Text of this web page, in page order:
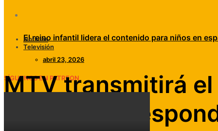
El reino infantil lidera el contenido para niños en
abril 23, 2026
SÍGUENOS EN PATREON
Noticias
Televisión
MTV transmitirá
Time First